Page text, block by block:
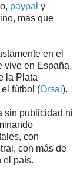
paypal y
más que
en el
vive en España,
la Plata
fútbol (Orsai).
sin publicidad ni
con
con más de
el país.